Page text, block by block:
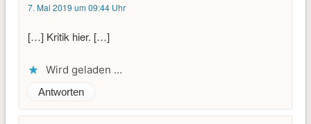
7. Mai 2019 um 09:44 Uhr
[…] Kritik hier. […]
Wird geladen …
Antworten